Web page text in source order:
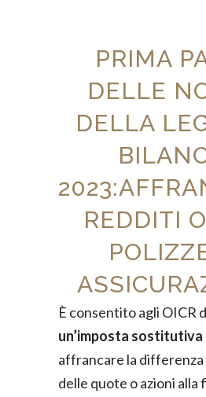
PRIMA
DELLE
DELLA
REDDITI
È consentito agli OICR
un’imposta sostitutiva
affrancare la differenza
delle quote o azioni alla